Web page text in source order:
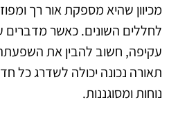
מכיוון שהיא מספקת אור רך
לחללים השונים. כאשר מדברים
עקיפה, חשוב להבין את
תאורה נכונה יכולה לשדרג כל
נוחות ומסוגננות.